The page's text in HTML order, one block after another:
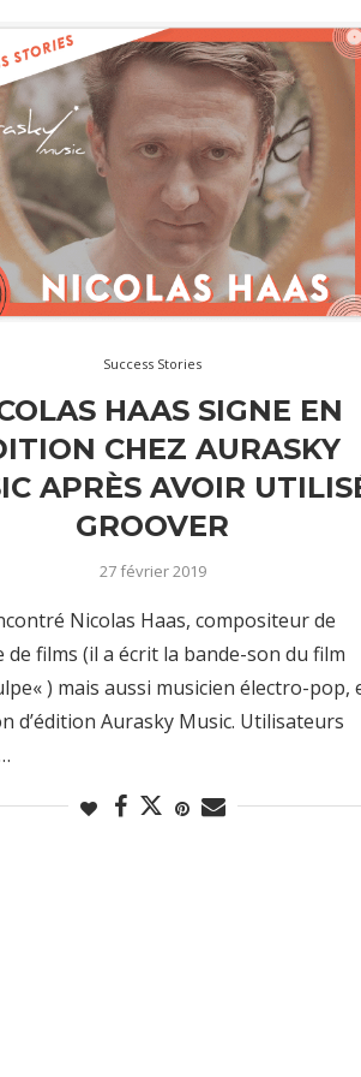
Success Stories
HAAS SIGNE EN
CHEZ AURASKY
APRÈS AVOIR
GROOVER
27 février 2019
Nicolas Haas, compositeur de
de films (il a écrit la bande-son du film
) mais aussi musicien électro-pop,
d’édition Aurasky Music. Utilisateurs